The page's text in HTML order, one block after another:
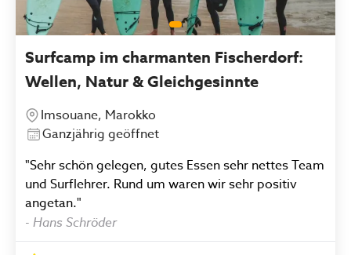
Surfcamp im charmanten Fischerdorf:
Wellen, Natur & Gleichgesinnte
Imsouane, Marokko
Ganzjährig geöffnet
"Sehr schön gelegen, gutes Essen sehr nettes Team
und Surflehrer. Rund um waren wir sehr positiv
angetan."
- Hans Schröder